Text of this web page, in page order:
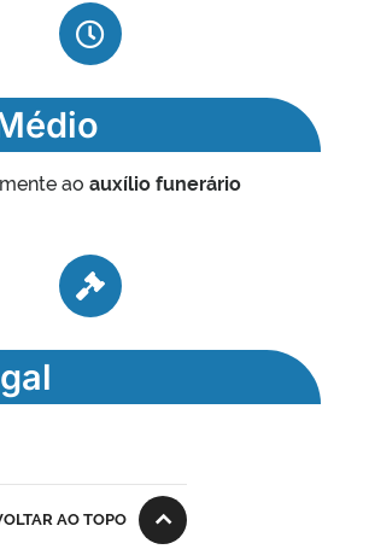
ao auxílio funerário
AO TOPO